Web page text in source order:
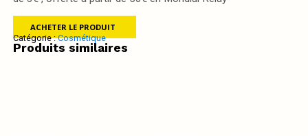
ACHETER LE PRODUIT
Catégorie :Cosmétique
Produits similaires